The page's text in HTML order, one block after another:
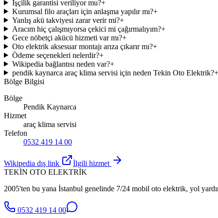
İşçilik garantisi veriliyor mu?+
Kurumsal filo araçları için anlaşma yapılır mı?+
Yanlış akü takviyesi zarar verir mi?+
Aracım hiç çalışmıyorsa çekici mi çağırmalıyım?+
Gece nöbetçi akücü hizmeti var mı?+
Oto elektrik aksesuar montajı arıza çıkarır mı?+
Ödeme seçenekleri nelerdir?+
Wikipedia bağlantısı neden var?+
pendik kaynarca araç klima servisi için neden Tekin Oto Elektrik?+
Bölge Bilgisi
Bölge
Pendik Kaynarca
Hizmet
araç klima servisi
Telefon
0532 419 14 00
Wikipedia dış link
İlgili hizmet
TEKİN OTO ELEKTRİK
2005'ten bu yana İstanbul genelinde 7/24 mobil oto elektrik, yol
0532 419 14 00